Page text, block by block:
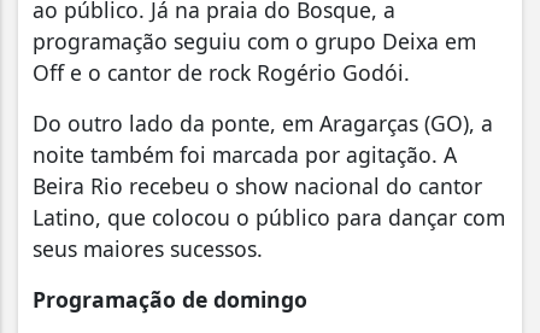
ao público. Já na praia do Bosque, a
programação seguiu com o grupo Deixa em
Off e o cantor de rock Rogério Godói.
Do outro lado da ponte, em Aragarças (GO), a
noite também foi marcada por agitação. A
Beira Rio recebeu o show nacional do cantor
Latino, que colocou o público para dançar com
seus maiores sucessos.
Programação de domingo